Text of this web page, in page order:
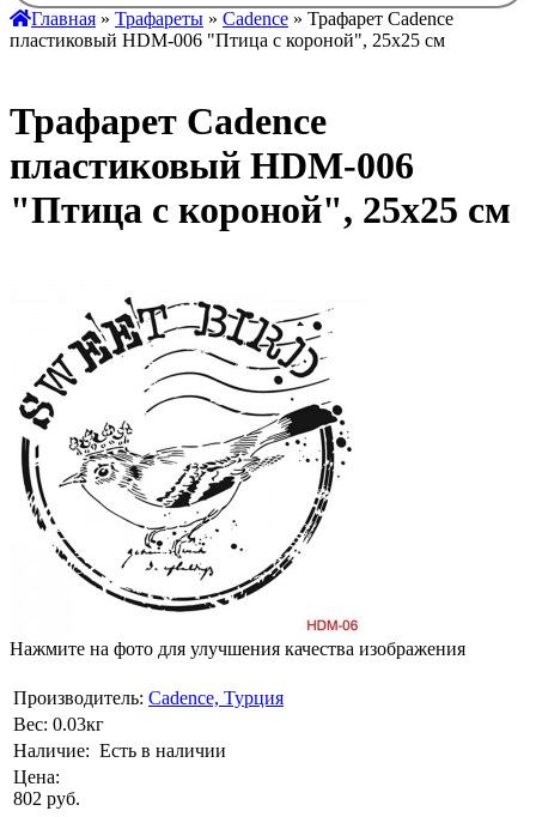
Главная » Трафареты » Cadence » Трафарет Cadence
пластиковый HDM-006 "Птица с короной", 25х25 см
Трафарет Cadence
пластиковый HDM-006
"Птица с короной", 25х25 см
Нажмите на фото для улучшения качества изображения
Производитель: Cadence, Турция
Вес: 0.03кг
Наличие: Есть в наличии
Цена:
802 руб.